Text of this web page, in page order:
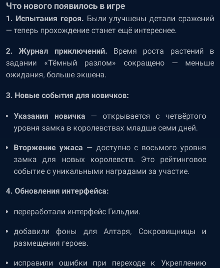
Что нового появилось в игре
1. Испытания героя. Были улучшены детали сражений
— теперь прохождение станет ещё интереснее.
2. Журнал приключений. Время роста растений в
задании «Тёмный разлом» сокращено — меньше
ожидания, больше экшена.
3. Новые события для новичков:
Указания новичка — открывается с четвёртого
уровня замка в королевствах младше семи дней.
Вторжение ужаса — доступно с восьмого уровня
замка для новых королевств. Это рейтинговое
событие с уникальными наградами за участие.
4. Обновления интерфейса:
переработали интерфейс Гильдии.
добавили фоны для Алтаря, Сокровищницы и
размещения героев.
исправили ошибки при переходе к Укреплению